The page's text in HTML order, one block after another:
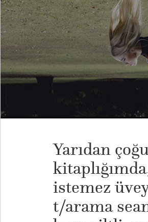
Yarıdan
istemez
t/arama